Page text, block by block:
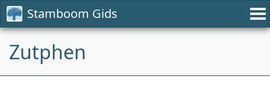
Stamboom Gids
Zutphen